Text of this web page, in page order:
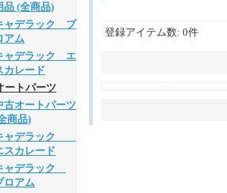
品 (全商品)
ャデラック ブ
アム
ャデラック エ
カレード
ートパーツ
古オートパーツ
商品)
ャデラック
スカレード
ャデラック
ロアム
登録アイテム数: 0件